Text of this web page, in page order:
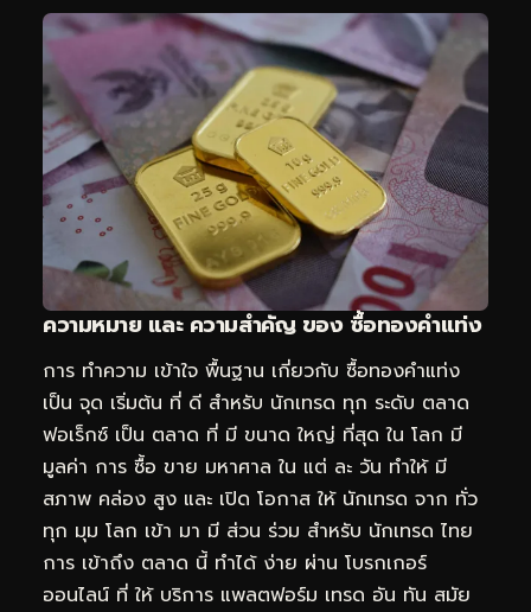
ความหมาย และ ความสำคัญ ของ ซื้อทองคำแท่ง
การ ทำความ เข้าใจ พื้นฐาน เกี่ยวกับ ซื้อทองคำแท่ง
เป็น จุด เริ่มต้น ที่ ดี สำหรับ นักเทรด ทุก ระดับ ตลาด
ฟอเร็กซ์ เป็น ตลาด ที่ มี ขนาด ใหญ่ ที่สุด ใน โลก มี
มูลค่า การ ซื้อ ขาย มหาศาล ใน แต่ ละ วัน ทำให้ มี
สภาพ คล่อง สูง และ เปิด โอกาส ให้ นักเทรด จาก ทั่ว
ทุก มุม โลก เข้า มา มี ส่วน ร่วม สำหรับ นักเทรด ไทย
การ เข้าถึง ตลาด นี้ ทำได้ ง่าย ผ่าน โบรกเกอร์
ออนไลน์ ที่ ให้ บริการ แพลตฟอร์ม เทรด อัน ทัน สมัย